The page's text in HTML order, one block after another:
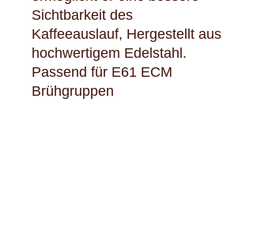
Sichtbarkeit des
Kaffeeauslauf, Hergestellt aus
hochwertigem Edelstahl.
Passend für E61 ECM
Brühgruppen